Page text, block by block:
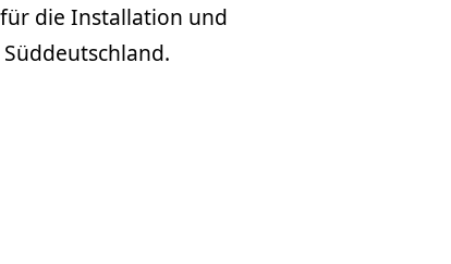
die Installation und